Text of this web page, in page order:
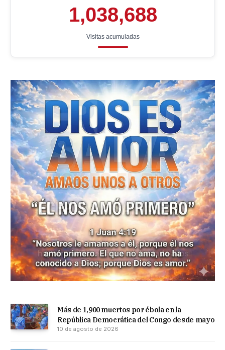
1,038,688
Visitas acumuladas
Más de 1,900 muertos por ébola en la
República Democrática del Congo desde mayo
10 de agosto de 2026